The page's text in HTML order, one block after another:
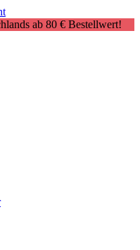
ab 80 € Bestellwert!